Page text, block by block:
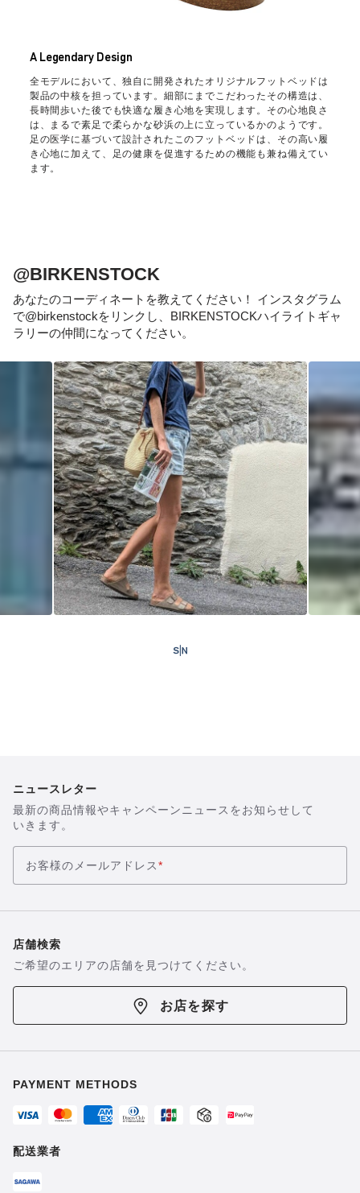
A Legendary Design
全モデルにおいて、独自に開発されたオリジナルフットベッドは
製品の中核を担っています。細部にまでこだわったその構造は、
長時間歩いた後でも快適な履き心地を実現します。その心地良さ
は、まるで素足で柔らかな砂浜の上に立っているかのようです。
足の医学に基づいて設計されたこのフットベッドは、その高い履
き心地に加えて、足の健康を促進するための機能も兼ね備えてい
ます。
@BIRKENSTOCK
あなたのコーディネートを教えてください！ インスタグラム
で@birkenstockをリンクし、BIRKENSTOCKハイライトギャ
ラリーの仲間になってください。
ニュースレター
最新の商品情報やキャンペーンニュースをお知らせして
いきます。
お客様のメールアドレス*
店舗検索
ご希望のエリアの店舗を見つけてください。
お店を探す
PAYMENT METHODS
配送業者